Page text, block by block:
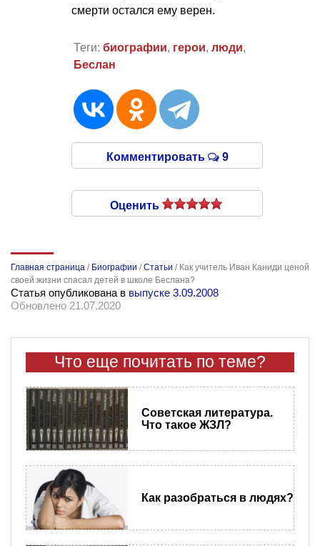
смерти остался ему верен.
Теги: биографии, герои, люди,
Беслан
Комментировать 9
Оценить
Главная страница / Биографии /Статьи / Как учитель Иван Каниди ценой
своей жизни спасал детей в школе Беслана?
Статья опубликована в выпуске 3.09.2008
Обновлено 21.07.2020
Что еще почитать по теме?
Советская литература.
Что такое ЖЗЛ?
Как разобраться в людях?